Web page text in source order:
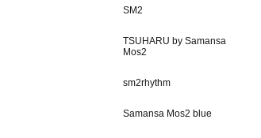
SM2
TSUHARU by Samansa
Mos2
sm2rhythm
Samansa Mos2 blue